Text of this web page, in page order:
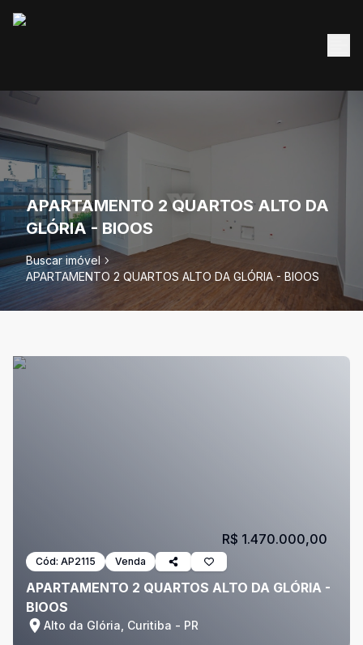
APARTAMENTO 2 QUARTOS ALTO DA
GLÓRIA - BIOOS
Buscar imóvel
APARTAMENTO 2 QUARTOS ALTO DA GLÓRIA - BIOOS
Cód: AP2115 Venda
APARTAMENTO 2 QUARTOS ALTO DA GLÓRIA -
BIOOS
Alto da Glória, Curitiba - PR
R$ 1.470.000,00